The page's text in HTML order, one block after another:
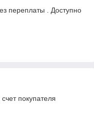
переплаты . Доступно
покупателя